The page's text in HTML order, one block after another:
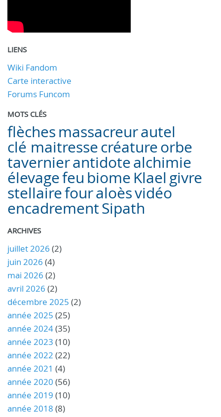
LIENS
Wiki Fandom
Carte interactive
Forums Funcom
MOTS CLÉS
flèches massacreurautel
clé maitressecréatureorbe
tavernierantidotealchimie
élevagefeu biome Klael givre
stellairefouraloèsvidéo
encadrementSipath
ARCHIVES
juillet 2026 (2)
juin 2026 (4)
mai 2026 (2)
avril 2026 (2)
décembre 2025 (2)
année 2025 (25)
année 2024(35)
année 2023 (10)
année 2022 (22)
année 2021 (4)
année 2020 (56)
année 2019 (10)
année 2018 (8)